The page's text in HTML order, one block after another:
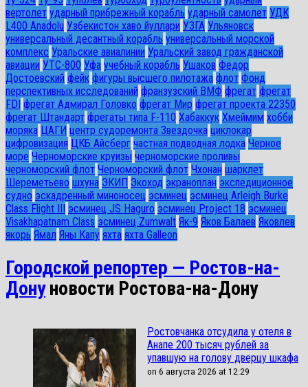
вертолет ударный прибрежный корабль ударный самолет УДК
L400 Anadolu Узбекистон хаво йуллари УЗГА Ульяновск
универсальный десантный корабль универсальный морской
комплекс Уральские авиалинии Уральский завод гражданской
авиации УТС-800 Уфа учебный корабль Ушаков Федор
Достоевский фейк фигуры высшего пилотажа флот Фонд
перспективных исследований франзузский ВМФ фрегат фрегат
FDI фрегат Адмирал Головко фрегат Мир фрегат проекта 22350
фрегат Штандарт фрегаты типа F-110 Хабаккук Хмеймим хобби
моряка ЦАГИ центр судоремонта Звездочка циклокар
цифровизация ЦКБ Айсберг частная подводная лодка Черное
море Черноморские круизы черноморские проливы
черноморский флот Черноморский флот Чхонан шарклет
Шереметьево шхуна ЭКИП Экоход экраноплан экспедиционное
судно эскадренный миноносец эсминец эсминец Arleigh Burke
Class Flight III
эсминец JS Haguro эсминец Project 18 эсминец
Visakhapatnam Class эсминец Zumwalt Як-9 Яков Балаев Яковлев
якорь Ямал Яны Капу яхта яхта Galleon
Городской репортер — Ростов-на-
Дону новости Ростова-на-Дону
Ростовчанка отсудила у отеля в
Анапе 200 тысяч рублей за
упавшую на голову дверцу шкафа
on 6 августа 2026 at 12:29